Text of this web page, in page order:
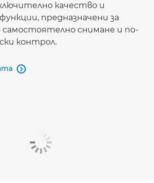
качество и
предназначени за
самостоятелно снимане и по-
контрол.
